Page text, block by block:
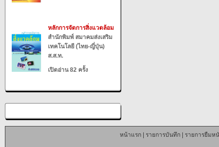
หลักการจัดการสิ่งแวดล้อม
สำนักพิมพ์ สมาคมส่งเสริม
เทคโนโลยี (ไทย-ญี่ปุ่น)
ส.ส.ท.
เปิดอ่าน 82 ครั้ง
หน้าแรก| รายการบันทึก| รายการยืมห